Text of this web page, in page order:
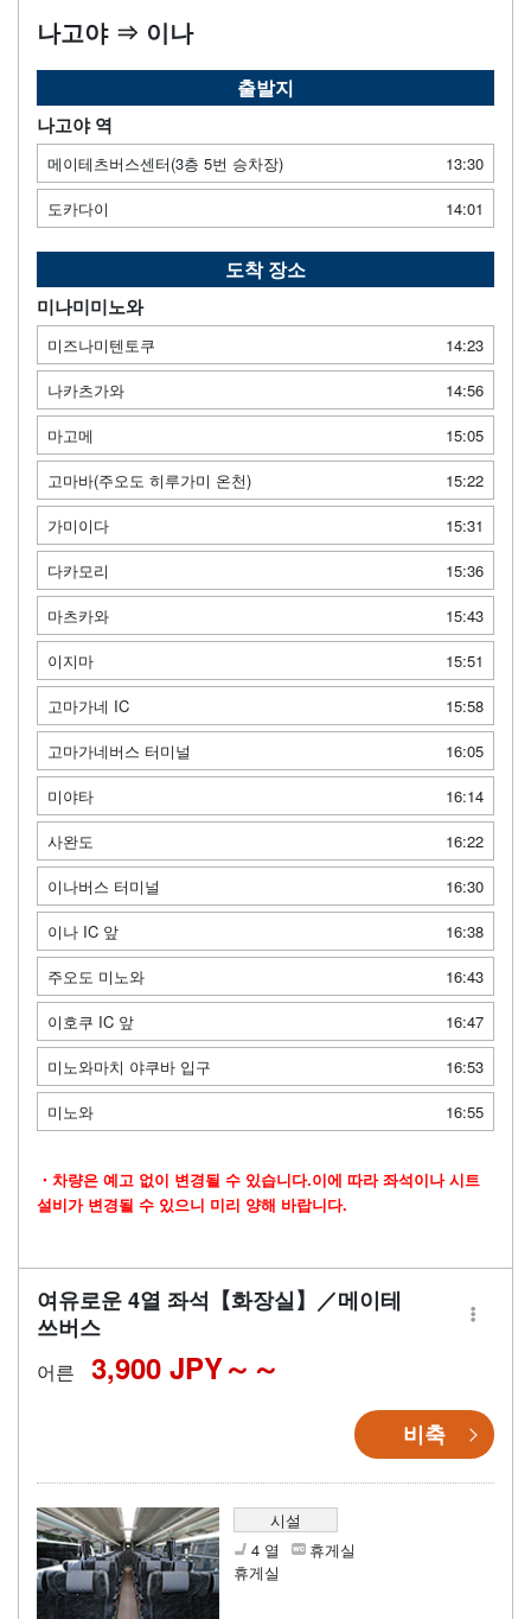
나고야 ⇒ 이나
출발지
나고야 역
메이테츠버스센터(3층 5번 승차장)
13:30
도카다이
14:01
도착 장소
미나미미노와
미즈나미텐토쿠
14:23
나카츠가와
14:56
마고메
15:05
고마바(주오도 히루가미 온천)
15:22
가미이다
15:31
다카모리
15:36
마츠카와
15:43
이지마
15:51
고마가네 IC
15:58
고마가네버스 터미널
16:05
미야타
16:14
사완도
16:22
이나버스 터미널
16:30
이나 IC 앞
16:38
주오도 미노와
16:43
이호쿠 IC 앞
16:47
미노와마치 야쿠바 입구
16:53
미노와
16:55
・차량은 예고 없이 변경될 수 있습니다.이에 따라 좌석이나 시트
설비가 변경될 수 있으니 미리 양해 바랍니다.
여유로운 4열 좌석【화장실】／메이테
쓰버스
어른 3,900 JPY～
비축
시설
4 열
휴게실
휴게실